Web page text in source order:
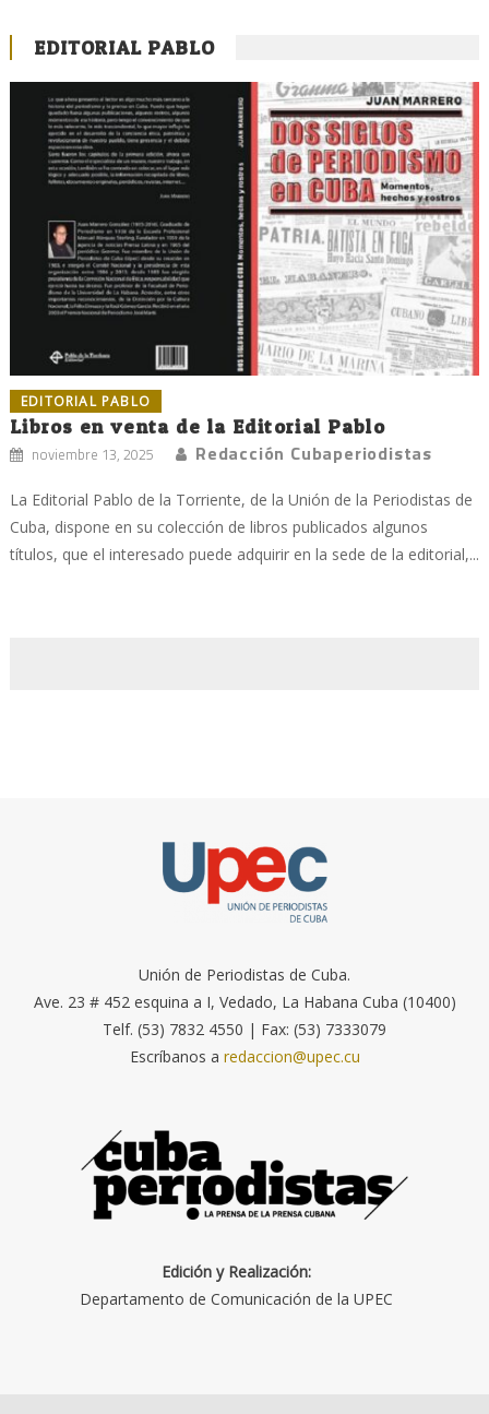
EDITORIAL PABLO
EDITORIAL PABLO
Libros en venta de la Editorial Pablo
noviembre 13, 2025 Redacción Cubaperiodistas
La Editorial Pablo de la Torriente, de la Unión de la Periodistas de
Cuba, dispone en su colección de libros publicados algunos
títulos, que el interesado puede adquirir en la sede de la editorial,...
Unión de Periodistas de Cuba.
Ave. 23 # 452 esquina a I, Vedado, La Habana Cuba (10400)
Telf. (53) 7832 4550 | Fax: (53) 7333079
Escríbanos a redaccion@upec.cu
Edición y Realización:
Departamento de Comunicación de la UPEC